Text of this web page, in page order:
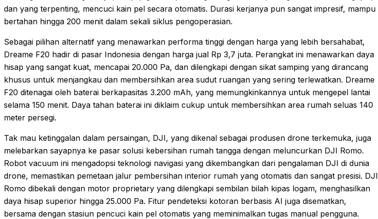
dan yang terpenting, mencuci kain pel secara otomatis. Durasi kerjanya pun sangat impresif, mampu
bertahan hingga 200 menit dalam sekali siklus pengoperasian.
Sebagai pilihan alternatif yang menawarkan performa tinggi dengan harga yang lebih bersahabat,
Dreame F20 hadir di pasar Indonesia dengan harga jual Rp 3,7 juta. Perangkat ini menawarkan daya
hisap yang sangat kuat, mencapai 20.000 Pa, dan dilengkapi dengan sikat samping yang dirancang
khusus untuk menjangkau dan membersihkan area sudut ruangan yang sering terlewatkan. Dreame
F20 ditenagai oleh baterai berkapasitas 3.200 mAh, yang memungkinkannya untuk mengepel lantai
selama 150 menit. Daya tahan baterai ini diklaim cukup untuk membersihkan area rumah seluas 140
meter persegi.
Tak mau ketinggalan dalam persaingan, DJI, yang dikenal sebagai produsen drone terkemuka, juga
melebarkan sayapnya ke pasar solusi kebersihan rumah tangga dengan meluncurkan DJI Romo.
Robot vacuum ini mengadopsi teknologi navigasi yang dikembangkan dari pengalaman DJI di dunia
drone, memastikan pemetaan jalur pembersihan interior rumah yang otomatis dan sangat presisi. DJI
Romo dibekali dengan motor proprietary yang dilengkapi sembilan bilah kipas logam, menghasilkan
daya hisap superior hingga 25.000 Pa. Fitur pendeteksi kotoran berbasis AI juga disematkan,
bersama dengan stasiun pencuci kain pel otomatis yang meminimalkan tugas manual pengguna.